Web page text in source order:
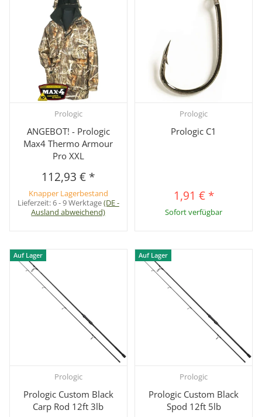
Prologic
ANGEBOT! - Prologic
Max4 Thermo Armour
Pro XXL
112,93 € *
Knapper Lagerbestand
Lieferzeit:6 - 9 Werktage(DE -
Ausland abweichend)
Prologic
Prologic C1
1,91 € *
Sofort verfügbar
Auf Lager
Prologic
Prologic Custom Black
Carp Rod 12ft 3lb
Auf Lager
Prologic
Prologic Custom Black
Spod 12ft 5lb